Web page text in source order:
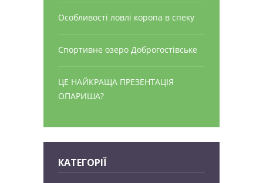
Особливості ловлі коропа в спеку
Спортивне озеро Доброгостівське
ЦЕ НАЙКРАЩА ПРЕЗЕНТАЦІЯ
ОПАРИША?
КАТЕГОРІЇ